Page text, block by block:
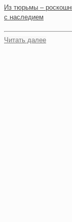
Из тюрьмы –
с наследием
Читать далее